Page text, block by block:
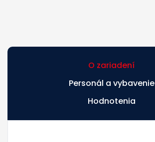
O zariadení
Personál a vybavenie
Hodnotenia